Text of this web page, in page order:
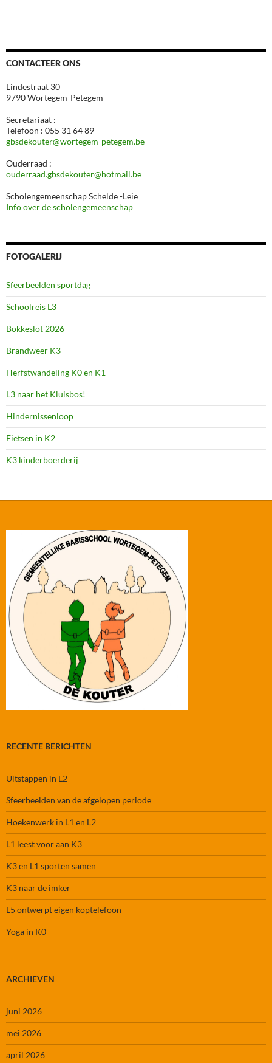
CONTACTEER ONS
Lindestraat 30
9790 Wortegem-Petegem
Secretariaat :
Telefoon : 055 31 64 89
gbsdekouter@wortegem-petegem.be
Ouderraad :
ouderraad.gbsdekouter@hotmail.be
Scholengemeenschap Schelde -Leie
Info over de scholengemeenschap
FOTOGALERIJ
Sfeerbeelden sportdag
Schoolreis L3
Bokkeslot 2026
Brandweer K3
Herfstwandeling K0 en K1
L3 naar het Kluisbos!
Hindernissenloop
Fietsen in K2
K3 kinderboerderij
RECENTE BERICHTEN
Uitstappen in L2
Sfeerbeelden van de afgelopen periode
Hoekenwerk in L1 en L2
L1 leest voor aan K3
K3 en L1 sporten samen
K3 naar de imker
L5 ontwerpt eigen koptelefoon
Yoga in K0
ARCHIEVEN
juni 2026
mei 2026
april 2026